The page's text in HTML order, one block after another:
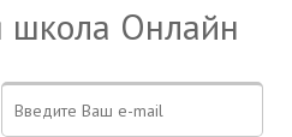
школа Онлайн